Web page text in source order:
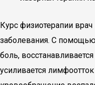
Курс физиотерапии врач
заболевания. С
боль,
усиливается